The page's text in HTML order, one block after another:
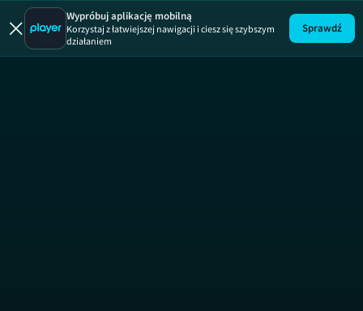
Wypróbuj aplikację mobilną
Korzystaj z łatwiejszej nawigacji i ciesz się szybszym
działaniem
Sprawdź